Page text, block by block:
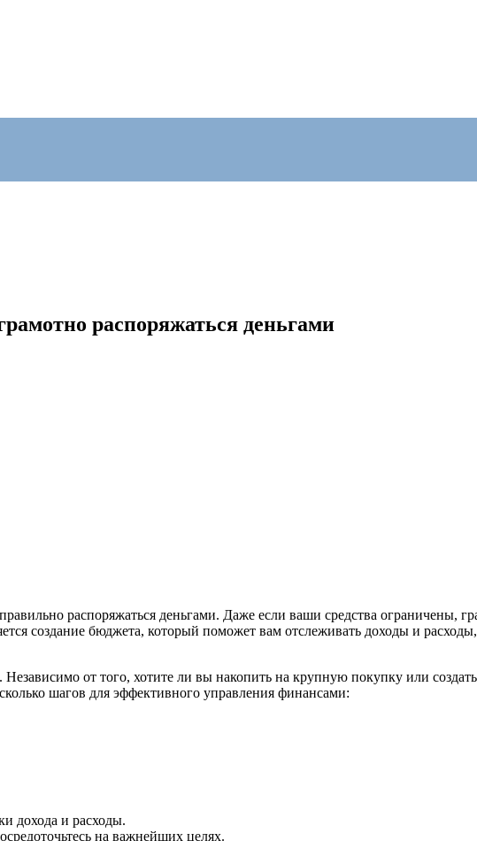
распоряжаться деньгами
распоряжаться деньгами. Даже если ваши средства ограничены,
создание бюджета, который поможет вам отслеживать доходы и расходы,
от того, хотите ли вы накопить на крупную покупку или
шагов для эффективного управления финансами:
дохода и расходы.
на важнейших целях.